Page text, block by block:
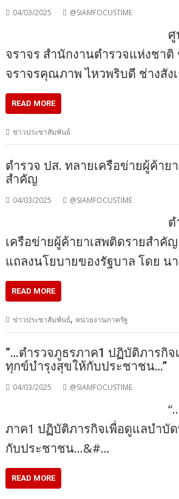
04/03/2025 @SIAMFOCUSTIME
ศู
จราจร สำนักงานตำรวจแห่งชา
จราจรคุณภาพ ไหวพริบดี ช่างสัง
READ MORE
ข่าวประชาสัมพันธ์
ตำรวจ ปส. ทลายเครือข่ายผู้ค้าย
สำคัญ
04/03/2025 @SIAMFOCUSTIME
ต
เครือข่ายผู้ค้ายาเสพติดรายสำคั
แถลงนโยบายของรัฐบาล โดย น
READ MORE
ข่าวประชาสัมพันธ์,หน่วยงานภาครัฐ
“…ตำรวจภูธรภาค1 ปฏิบัติภารกิ
ทุกข์บำรุงสุขให้กับประชาชน…”
04/03/2025 @SIAMFOCUSTIME
ภาค1 ปฏิบัติภารกิจเพื่อดูแลบำบั
กับประชาชน…&#…
READ MORE